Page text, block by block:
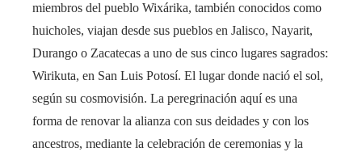
miembros del pueblo Wixárika, también conocidos como
huicholes, viajan desde sus pueblos en Jalisco, Nayarit,
Durango o Zacatecas a uno de sus cinco lugares sagrados:
Wirikuta, en San Luis Potosí. El lugar donde nació el sol,
según su cosmovisión. La peregrinación aquí es una
forma de renovar la alianza con sus deidades y con los
ancestros, mediante la celebración de ceremonias y la